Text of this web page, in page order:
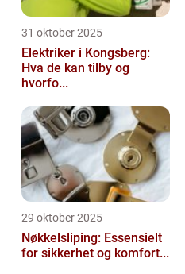
31 oktober 2025
Elektriker i Kongsberg:
Hva de kan tilby og
hvorfo...
29 oktober 2025
Nøkkelsliping: Essensielt
for sikkerhet og komfort...